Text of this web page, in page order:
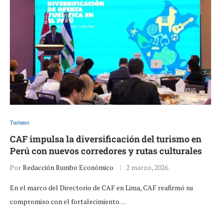
Turismo
CAF impulsa la diversificación del turismo en
Perú con nuevos corredores y rutas culturales
PorRedacción Rumbo Económico 2 marzo, 2026
En el marco del Directorio de CAF en Lima, CAF reafirmó su
compromiso con el fortalecimiento…